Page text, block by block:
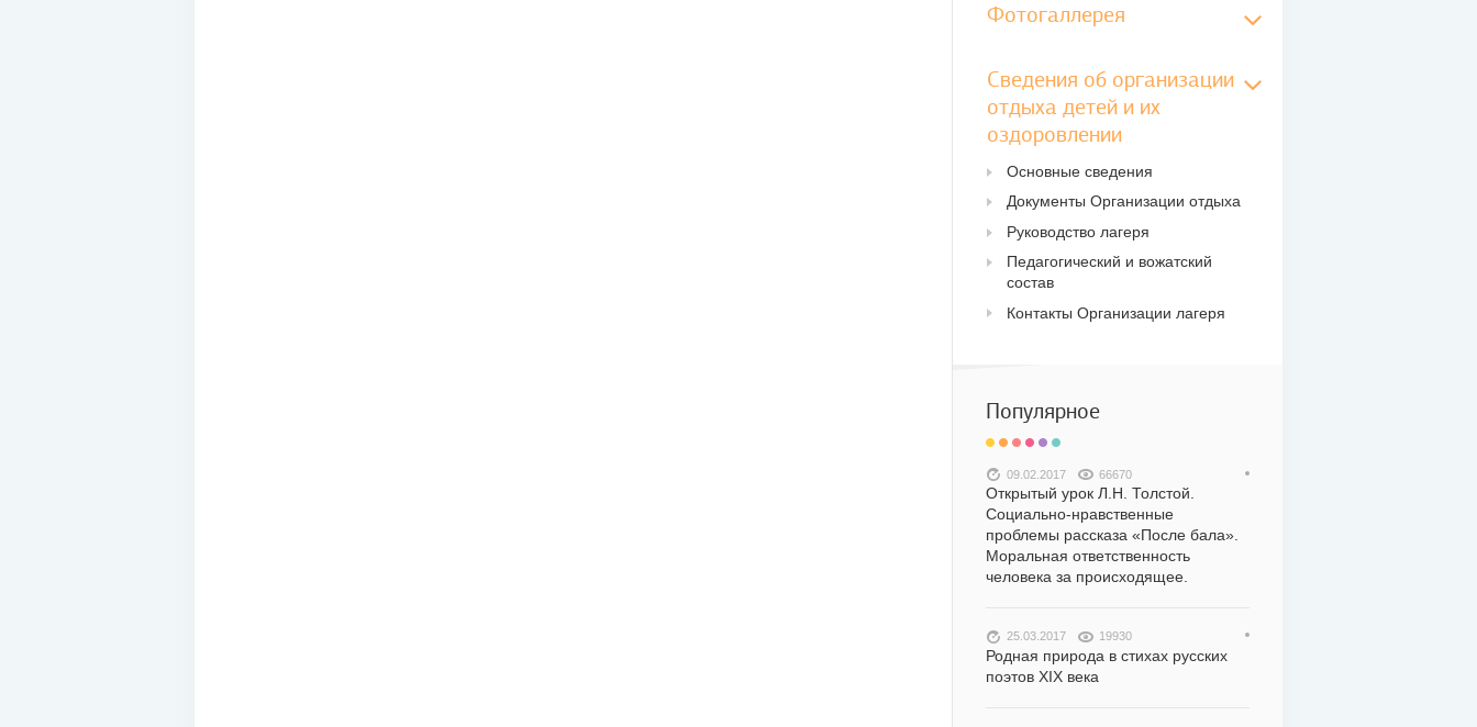
Фотогаллерея
Сведения об организации
отдыха детей и их
оздоровлении
Основные сведения
Документы Организации отдыха
Руководство лагеря
Педагогический и вожатский
состав
Контакты Организации лагеря
Популярное
09.02.2017 66670
Открытый урок Л.Н. Толстой.
Социально-нравственные
проблемы рассказа «После бала».
Моральная ответственность
человека за происходящее.
25.03.2017 19930
Родная природа в стихах русских
поэтов XIX века